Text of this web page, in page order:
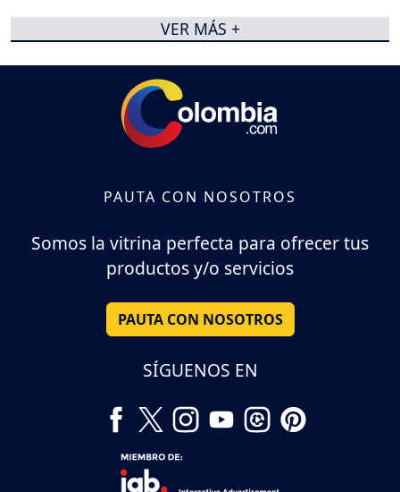
VER MÁS +
PAUTA CON NOSOTROS
Somos la vitrina perfecta para ofrecer tus
productos y/o servicios
PAUTA CON NOSOTROS
SÍGUENOS EN